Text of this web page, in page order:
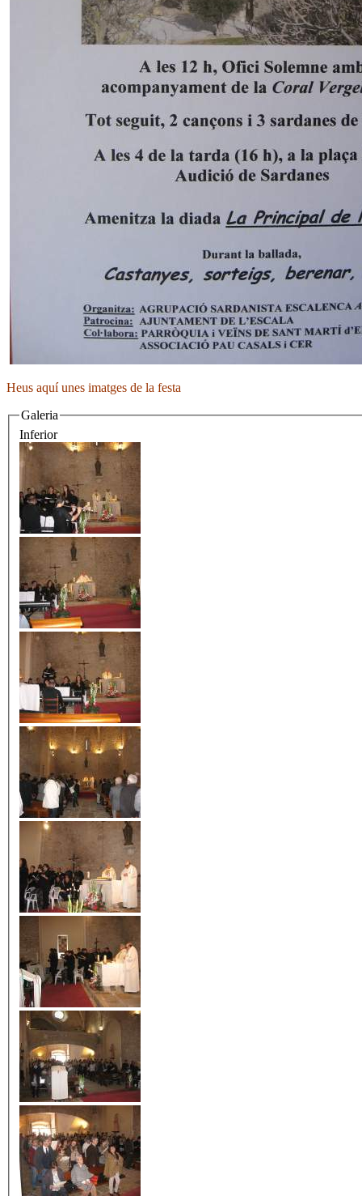
Heus aquí unes imatges de la festa
Galeria
Inferior